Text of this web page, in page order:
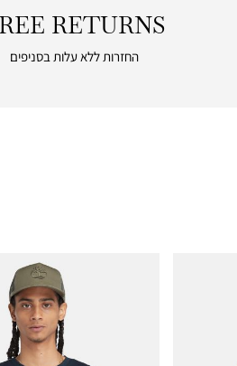
|
returns
RETURNS
החזרות ללא עלות בסניפים